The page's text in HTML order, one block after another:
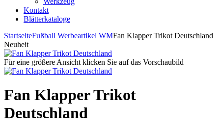
Kontakt
Blätterkataloge
StartseiteFußball Werbeartikel WMFan Klapper Trikot Deutschland
Neuheit
Für eine größere Ansicht klicken Sie auf das Vorschaubild
Fan Klapper Trikot
Deutschland